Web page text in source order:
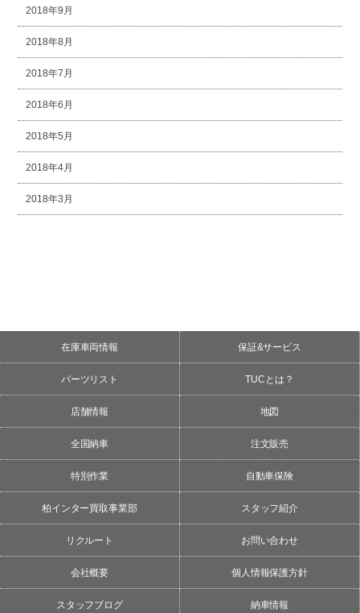
2018年9月
2018年8月
2018年7月
2018年6月
2018年5月
2018年4月
2018年3月
在庫車両情報 保証&サービス
パーツリスト TUCとは？
店舗情報 地図
全国納車 注文販売
特別作業 自動車保険
柏インター買取事業部 スタッフ紹介
リクルート お問い合わせ
会社概要 個人情報保護方針
スタッフブログ 納車情報